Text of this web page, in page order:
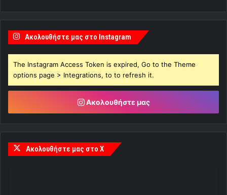
Ακολουθήστε μας στο Instagram
The Instagram Access Token is expired, Go to the Theme
options page > Integrations, to to refresh it.
Ακολουθήστε μας
Ακολουθήστε μας στο X